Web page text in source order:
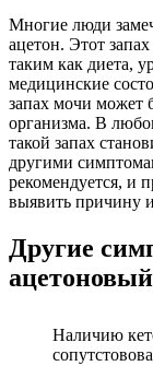
Многие люди
ацетон. Этот
таким как диета,
медицинские
запах мочи может
организма. В
такой запах
другими
рекомендуется, и
выявить причину
Другие
Наличию